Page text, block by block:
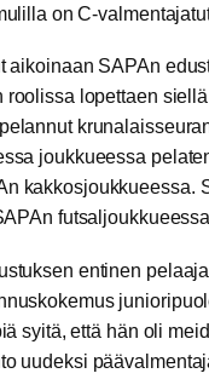
on C-
aikoinaan SAPAn
roolissa lopettaen
joukkueessa
kakkosjoukkueessa.
entinen
syitä, että hän oli
uudeksi